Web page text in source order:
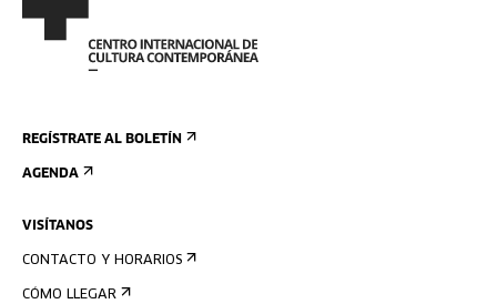
REGÍSTRATE AL BOLETÍN
AGENDA
VISÍTANOS
CONTACTO Y HORARIOS
CÓMO LLEGAR